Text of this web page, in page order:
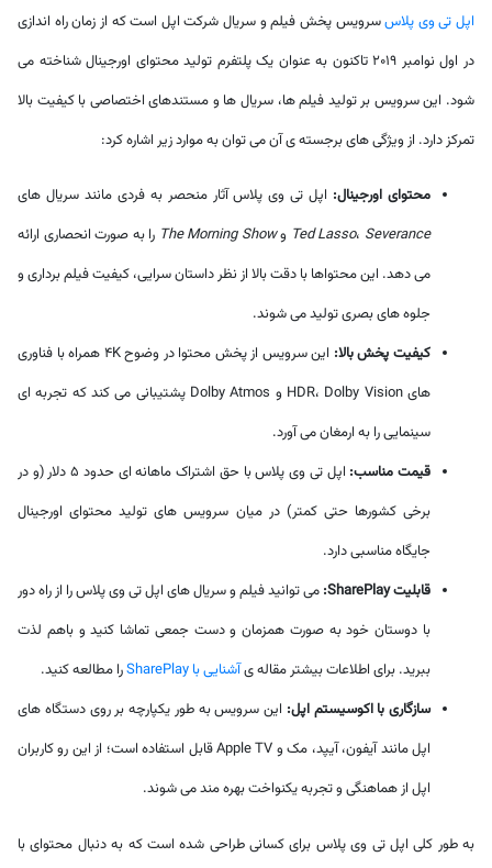
اپل تی وی پلاسسرویس پخش فیلم و سریال شرکت اپل است که از زمان راه اندازی
در اول نوامبر ۲۰۱۹ تاکنون به عنوان یک پلتفرم تولید محتوای اورجینال شناخته می
شود. این سرویس بر تولید فیلم ها، سریال ها و مستندهای اختصاصی با کیفیت بالا
تمرکز دارد. از ویژگی های برجسته ی آن می توان به موارد زیر اشاره کرد:
محتوای اورجینال: اپل تی وی پلاس آثار منحصر به فردی مانند سریال های
Ted Lasso، Severance وThe Morning Show را به صورت انحصاری ارائه
می دهد. این محتواها با دقت بالا از نظر داستان سرایی، کیفیت فیلم برداری و
جلوه های بصری تولید می شوند.
کیفیت پخش بالا:
این سرویس از پخش محتوا در وضوح 4K همراه با فناوری
های HDR، Dolby Vision و Dolby Atmos پشتیبانی می کند که تجربه ای
سینمایی را به ارمغان می آورد.
قیمت مناسب:
اپل تی وی پلاس با حق اشتراک ماهانه ای حدود ۵ دلار (و در
برخی کشورها حتی کمتر) در میان سرویس های تولید محتوای اورجینال
جایگاه مناسبی دارد.
قابلیت SharePlay:
می توانید فیلم و سریال های اپل تی وی پلاس را از راه دور
با دوستان خود به صورت همزمان و دست جمعی تماشا کنید و باهم لذت
ببرید. برای اطلاعات بیشتر مقاله یآشنایی با SharePlay
را مطالعه کنید.
سازگاری با اکوسیستم اپل: این سرویس به طور یکپارچه بر روی دستگاه های
اپل مانند آیفون، آیپد، مک و Apple TV قابل استفاده است؛ از این رو کاربران
اپل از هماهنگی و تجربه یکنواخت بهره مند می شوند.
به طور کلی اپل تی وی پلاس برای کسانی طراحی شده است که به دنبال محتوای با